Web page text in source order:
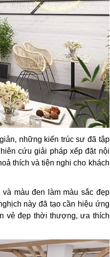
những kiến trúc sư đã tập
cứu giải pháp xếp đặt nội
thích và tiện nghi cho khách
màu đen làm màu sắc đẹp
này đã tạo cần hiệu ứng
vẻ đẹp thời thượng, ưa thích